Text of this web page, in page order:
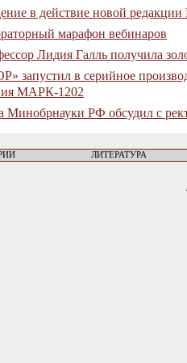
в действие новой
марафон вебинаров
Лидия Галль получила
запустил в серийное
МАРК-1202
Минобрнауки РФ обсудил с
ЛИТЕРАТУРА